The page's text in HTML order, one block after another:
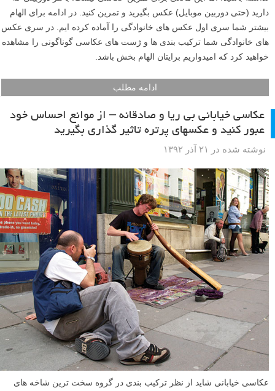
دارید (حتی دوربین موبایل) عکس بگیرید و تمرین کنید. در ادامه برای الهام
بیشتر شما سری اول عکس های خانوادگی را آماده کرده ایم. در سری عکس
های خانوادگی شما ترکیب بندی ها و ژست های عکاسی گوناگونی را مشاهده
خواهید کرد که امیدواریم برایتان الهام بخش باشد.
ادامه مطلب
عکاسی خیابانی بی ریا و صادقانه – از موانع احساس خود
عبور کنید و عکسهای پرتره تاثیر گذاری بگیرید
نوشته شده در ۲۱ آذر ۱۳۹۲
عکاسی خیابانی شاید از نظر ترکیب بندی در گروه سخت ترین شاخه های